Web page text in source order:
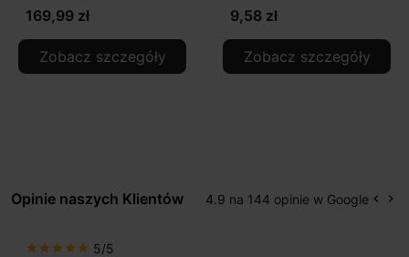
169,99 zł
Zobacz szczegóły
9,58 zł
Zobacz szczegóły
Opinie naszych Klientów 4.9 na 144 opinie w Google keyboard_arrow_left keyboard_arrow_right
star star star star star 5/5